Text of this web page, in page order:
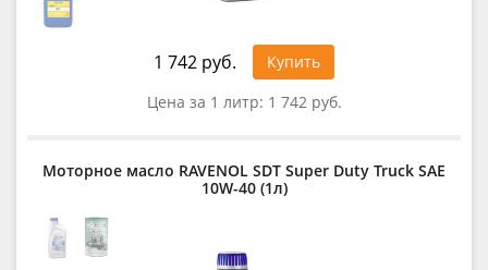
1 742 руб.
Купить
Цена за 1 литр: 1 742 руб.
Моторное масло RAVENOL SDT Super Duty Truck SAE
10W-40 (1л)